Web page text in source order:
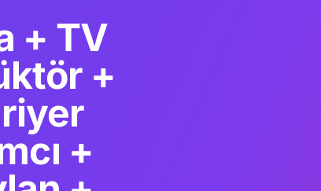
+ TV
+
+